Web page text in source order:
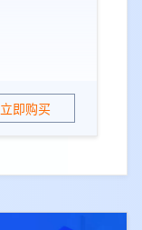
立即购买